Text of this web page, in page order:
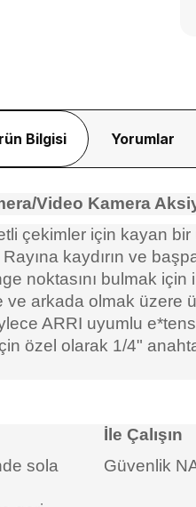
Bilgisi Yorumlar
Video Kamera
çekimler için kayan
kaydırın ve
noktasını bulmak
ve arkada olmak üzere
ARRI uyumlu
özel olarak 1/4"
sola
İle Çalışın
Güvenlik